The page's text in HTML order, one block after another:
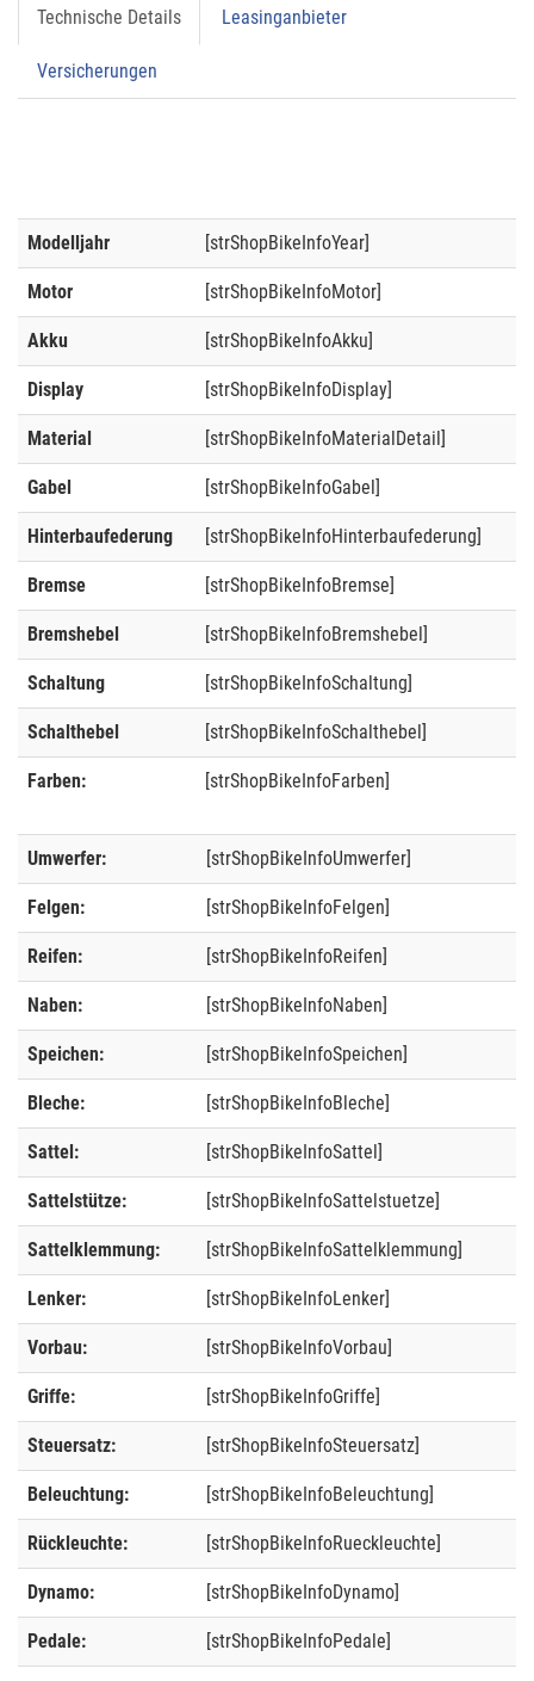
Technische Details Leasinganbieter
Versicherungen
Modelljahr [strShopBikeInfoYear]
Motor [strShopBikeInfoMotor]
Akku [strShopBikeInfoAkku]
Display [strShopBikeInfoDisplay]
Material [strShopBikeInfoMaterialDetail]
Gabel [strShopBikeInfoGabel]
Hinterbaufederung [strShopBikeInfoHinterbaufederung]
Bremse [strShopBikeInfoBremse]
Bremshebel [strShopBikeInfoBremshebel]
Schaltung [strShopBikeInfoSchaltung]
Schalthebel [strShopBikeInfoSchalthebel]
Farben: [strShopBikeInfoFarben]
Umwerfer: [strShopBikeInfoUmwerfer]
Felgen: [strShopBikeInfoFelgen]
Reifen: [strShopBikeInfoReifen]
Naben: [strShopBikeInfoNaben]
Speichen: [strShopBikeInfoSpeichen]
Bleche: [strShopBikeInfoBleche]
Sattel: [strShopBikeInfoSattel]
Sattelstütze: [strShopBikeInfoSattelstuetze]
Sattelklemmung: [strShopBikeInfoSattelklemmung]
Lenker: [strShopBikeInfoLenker]
Vorbau: [strShopBikeInfoVorbau]
Griffe: [strShopBikeInfoGriffe]
Steuersatz: [strShopBikeInfoSteuersatz]
Beleuchtung: [strShopBikeInfoBeleuchtung]
Rückleuchte: [strShopBikeInfoRueckleuchte]
Dynamo: [strShopBikeInfoDynamo]
Pedale: [strShopBikeInfoPedale]